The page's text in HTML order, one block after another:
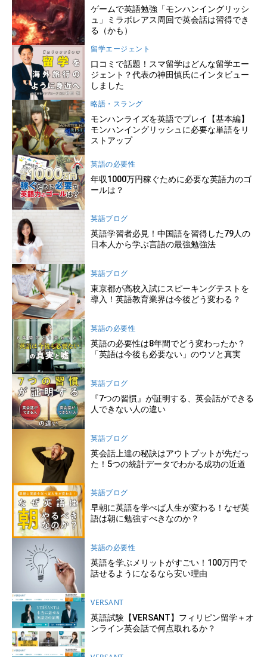
ゲームで英語勉強「モンハンイングリッシ
ュ」ミラボレアス周回で英会話は習得でき
る（かも）
留学エージェント
口コミで話題！スマ留学はどんな留学エー
ジェント？代表の神田慎氏にインタビュー
しました
略語・スラング
モンハンライズを英語でプレイ【基本編】
モンハンイングリッシュに必要な単語をリ
ストアップ
英語の必要性
年収1000万円稼ぐために必要な英語力のゴ
ールは？
英語ブログ
英語学習者必見！中国語を習得した79人の
日本人から学ぶ言語の最強勉強法
英語ブログ
東京都が高校入試にスピーキングテストを
導入！英語教育業界は今後どう変わる？
英語の必要性
英語の必要性は8年間でどう変わったか？
「英語は今後も必要ない」のウソと真実
英語ブログ
『7つの習慣』が証明する、英会話ができる
人できない人の違い
英語ブログ
英会話上達の秘訣はアウトプットが先だっ
た！5つの統計データでわかる成功の近道
英語ブログ
早朝に英語を学べば人生が変わる！なぜ英
語は朝に勉強すべきなのか？
英語の必要性
英語を学ぶメリットがすごい！100万円で
話せるようになるなら安い理由
VERSANT
英語試験【VERSANT】フィリピン留学＋オ
ンライン英会話で何点取れるか？